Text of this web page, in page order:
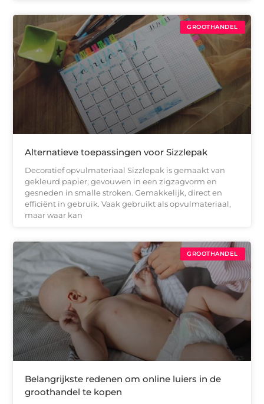
GROOTHANDEL
Alternatieve toepassingen voor Sizzlepak
Decoratief opvulmateriaal Sizzlepak is gemaakt van
gekleurd papier, gevouwen in een zigzagvorm en
gesneden in smalle stroken. Gemakkelijk, direct en
efficiënt in gebruik. Vaak gebruikt als opvulmateriaal,
maar waar kan
GROOTHANDEL
Belangrijkste redenen om online luiers in de
groothandel te kopen